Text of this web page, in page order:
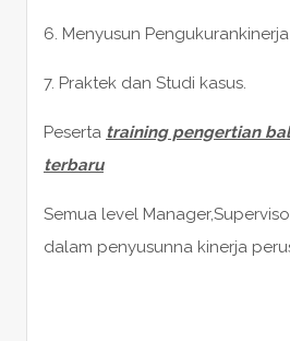
6. Menyusun
7. Praktek dan Studi kasus.
Peserta training pengertian
terbaru
Semua level
dalam penyusunna kinerja